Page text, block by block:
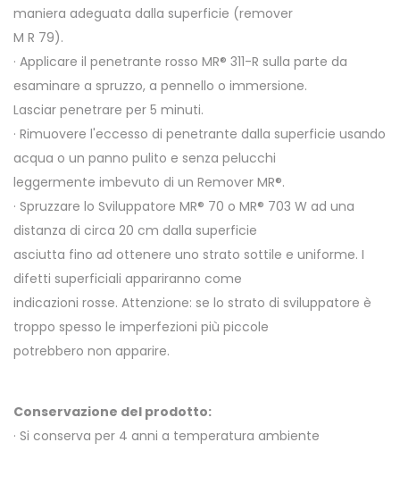
maniera adeguata dalla superficie (remover
M R 79).
· Applicare il penetrante rosso MR® 311-R sulla parte da
esaminare a spruzzo, a pennello o immersione.
Lasciar penetrare per 5 minuti.
· Rimuovere l'eccesso di penetrante dalla superficie usando
acqua o un panno pulito e senza pelucchi
leggermente imbevuto di un Remover MR®.
· Spruzzare lo Sviluppatore MR® 70 o MR® 703 W ad una
distanza di circa 20 cm dalla superficie
asciutta fino ad ottenere uno strato sottile e uniforme. I
difetti superficiali appariranno come
indicazioni rosse. Attenzione: se lo strato di sviluppatore è
troppo spesso le imperfezioni più piccole
potrebbero non apparire.
Conservazione del prodotto:
· Si conserva per 4 anni a temperatura ambiente